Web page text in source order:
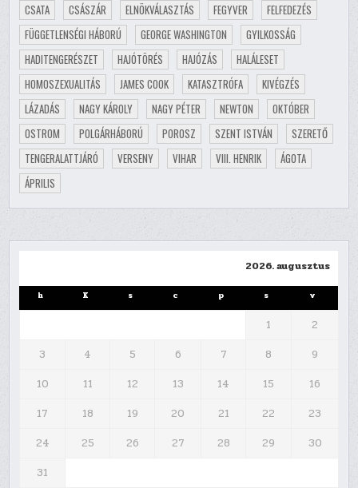
CSATA
CSÁSZÁR ELNÖKVÁLASZTÁS FEGYVER
FELFEDEZÉS
FÜGGETLENSÉGI HÁBORÚ
GEORGE WASHINGTON
GYILKOSSÁG
HADITENGERÉSZET
HAJÓTÖRÉS HAJÓZÁS
HALÁLESET
HOMOSZEXUALITÁS
JAMES COOK KATASZTRÓFA
KIVÉGZÉS
LÁZADÁS
NAGY KÁROLY NAGY PÉTER NEWTON
OKTÓBER
OSTROM
POLGÁRHÁBORÚ POROSZ SZENT ISTVÁN
SZERETŐ
TENGERALATTJÁRÓ
VERSENY VIHAR VIII. HENRIK
ÁGOTA
ÁPRILIS
2026. augusztus
h K s c p s v
1
2
3
4 5 6 7 8
9
10
11 12 13 14 15
16
17
18 19 20 21 22
23
24
25 26 27 28 29
30
31